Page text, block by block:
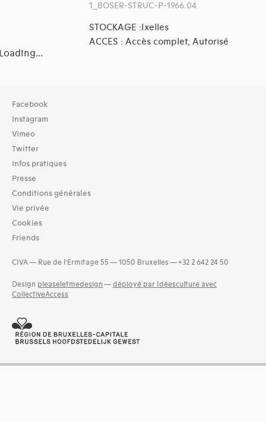
1_BOSER-STRUC-P-1966.04
STOCKAGE :Ixelles
ACCES : Accès complet, Autorisé
Collection
TOUT (2)
Archives (2)
Domaines thématiques
01-architecture domestique (7)
02-architecture agricole (1)
03-architecture artisanale et industrielle (6)
04-architecture commerciale et de services (6)
06-architecture fiscale et financière (5)
07-architecture judiciaire, pénitentiaire, police (2)
(5)
Facebook
Instagram
Vimeo
Twitter
Infos pratiques
Presse
Conditions générales
Vie privée
Cookies
Friends
CIVA — Rue de l’Ermitage 55 — 1050 Bruxelles — +32 2 642 24 50
Design pleaseletmedesign — déployé par Idéesculture avec
CollectiveAccess